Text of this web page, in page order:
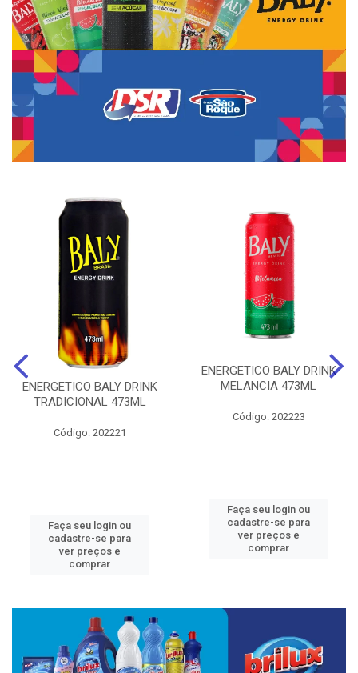
ENERGETICO BALY DRINK
TRADICIONAL 473ML
Código: 202221
Faça seu login ou
cadastre-se para
ver preços e
comprar
ENERGETICO BALY DRINK
MELANCIA 473ML
Código: 202223
Faça seu login ou
cadastre-se para
ver preços e
comprar